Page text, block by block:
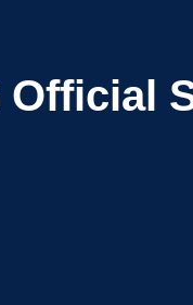
Official